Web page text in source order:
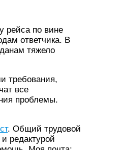
рейса по вине
ответчика. В
тяжело
требования,
все
проблемы.
. Общий трудовой
редактурой